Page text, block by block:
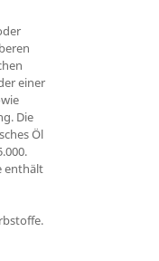
einer
Die
Öl
enthält